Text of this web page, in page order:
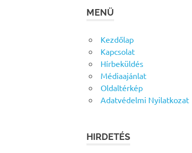
MENÜ
Kezdőlap
Kapcsolat
Hírbeküldés
Médiaajánlat
Oldaltérkép
Adatvédelmi Nyilatkozat
HIRDETÉS